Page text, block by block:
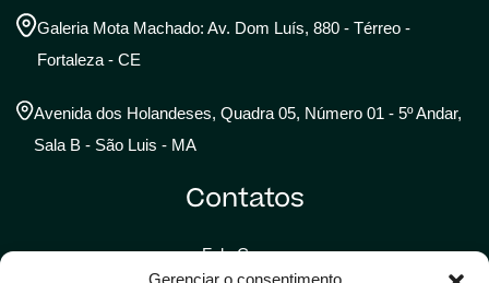
Gerenciar o consentimento
Galeria Mota Machado: Av. Dom Luís, 880 - Térreo -
Fortaleza - CE
Avenida dos Holandeses, Quadra 05, Número 01 - 5º Andar,
Sala B - São Luis - MA
Contatos
Fale Conosco